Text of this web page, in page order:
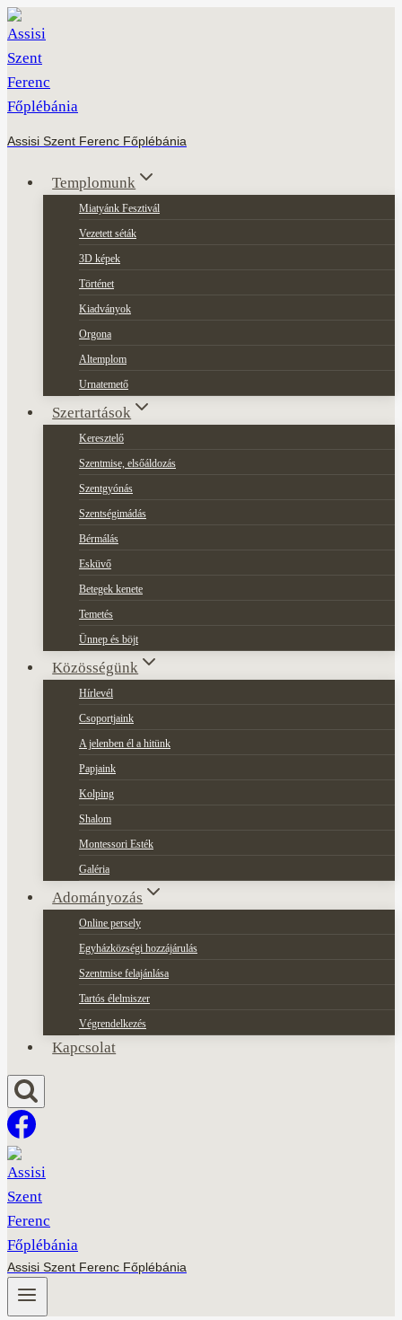
Skip
to
content
Assisi Szent Ferenc Főplébánia
Templomunk
Miatyánk Fesztivál
Vezetett séták
3D képek
Történet
Kiadványok
Orgona
Altemplom
Urnatemető
Szertartások
Keresztelő
Szentmise, elsőáldozás
Szentgyónás
Szentségimádás
Bérmálás
Esküvő
Betegek kenete
Temetés
Ünnep és böjt
Közösségünk
Hírlevél
Csoportjaink
A jelenben él a hitünk
Papjaink
Kolping
Shalom
Montessori Esték
Galéria
Adományozás
Online persely
Egyházközségi hozzájárulás
Szentmise felajánlása
Tartós élelmiszer
Végrendelkezés
Kapcsolat
Assisi Szent Ferenc Főplébánia